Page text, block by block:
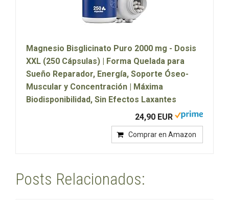
Magnesio Bisglicinato Puro 2000 mg - Dosis
XXL (250 Cápsulas) | Forma Quelada para
Sueño Reparador, Energía, Soporte Óseo-
Muscular y Concentración | Máxima
Biodisponibilidad, Sin Efectos Laxantes
24,90 EUR
Comprar en Amazon
Posts Relacionados: